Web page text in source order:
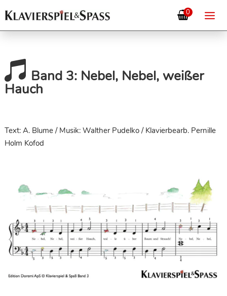
0
 Band 3: Nebel, Nebel, weißer
Hauch
Text: A. Blume / Musik: Walther Pudelko / Klavierbearb. Pernille
Holm Kofod